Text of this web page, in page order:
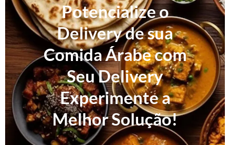
Potencialize o
Delivery de sua
Comida Árabe com
Seu Delivery
Experimente a
Melhor Solução!